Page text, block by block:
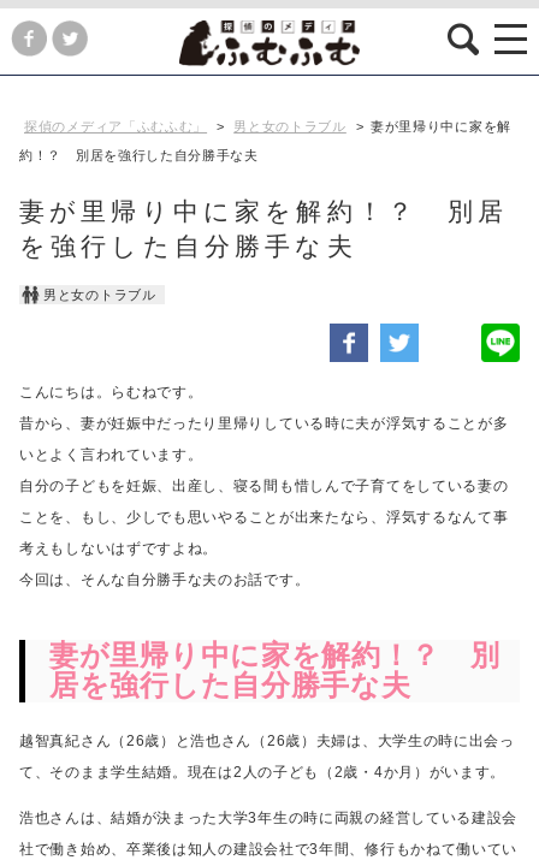
探偵のメディア「ふむふむ」 > 男と女のトラブル > 妻が里帰り中に家を解
約！？ 別居を強行した自分勝手な夫
妻が里帰り中に家を解約！？ 別居
を強行した自分勝手な夫
男と女のトラブル
こんにちは。らむねです。
昔から、妻が妊娠中だったり里帰りしている時に夫が浮気することが多
いとよく言われています。
自分の子どもを妊娠、出産し、寝る間も惜しんで子育てをしている妻の
ことを、
もし、少しでも思いやることが出来たなら、浮気するなんて事
考えもしないはずですよね。
今回は、そんな自分勝手な夫のお話です。
妻が里帰り中に家を解約！？ 別
居を強行した自分勝手な夫
越智真紀さん（26歳）と浩也さん（26歳）夫婦は、大学生の時に出会っ
て、そのまま学生結婚。 現在は2人の子ども（2歳・4か月）がいます。
浩也さんは、結婚が決まった大学3年生の時に両親の経営している建設会
社で働き始め、 卒業後は知人の建設会社で3年間、修行もかねて働いてい